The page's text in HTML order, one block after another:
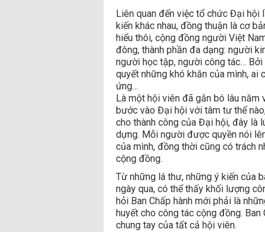
Liên quan đến việc tổ chức Đại hội
kiến khác nhau, đồng thuận là cơ
hiểu thôi, cộng đồng người Việt
đông, thành phần đa dạng: người
người học tập, người công tác…
quyết những khó khăn của mình,
ứng…
Là một hội viên đã gắn bó lâu
bước vào Đại hội với tâm tư thế
cho thành công của Đại hội, đây là
dựng. Mỗi người được quyền nói
của mình, đồng thời cũng có trách
cộng đồng.
Từ những lá thư, những ý kiến của
ngày qua, có thể thấy khối lượng
hỏi Ban Chấp hành mới phải là
huyết cho công tác cộng đồng.
chung tay của tất cả hội viên.